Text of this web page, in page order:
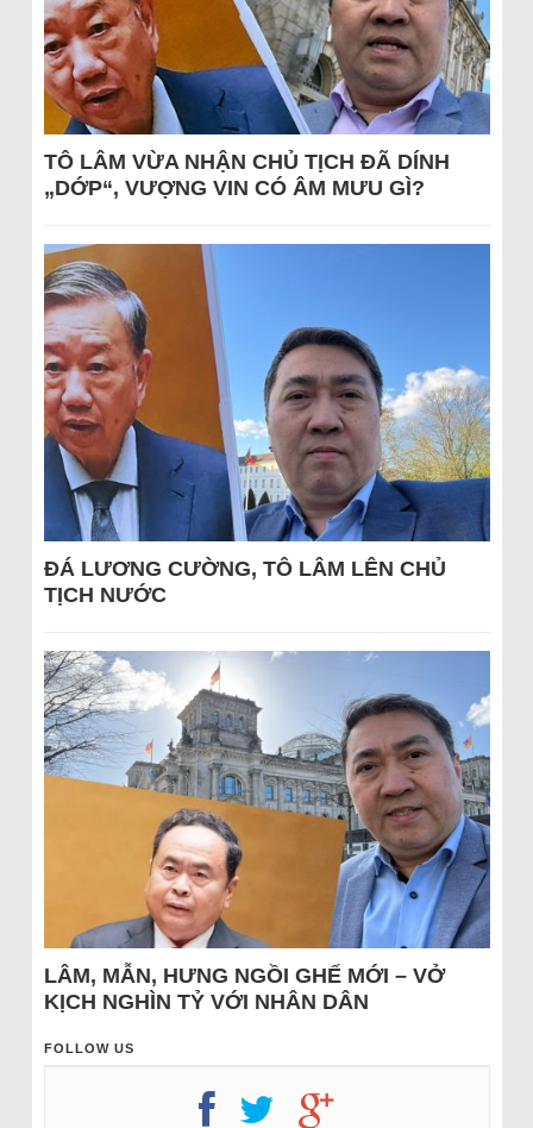
TÔ LÂM VỪA NHẬN CHỦ TỊCH ĐÃ DÍNH
„DỚP“, VƯỢNG VIN CÓ ÂM MƯU GÌ?
ĐÁ LƯƠNG CƯỜNG, TÔ LÂM LÊN CHỦ
TỊCH NƯỚC
LÂM, MẪN, HƯNG NGỒI GHẾ MỚI – VỞ
KỊCH NGHÌN TỶ VỚI NHÂN DÂN
FOLLOW US